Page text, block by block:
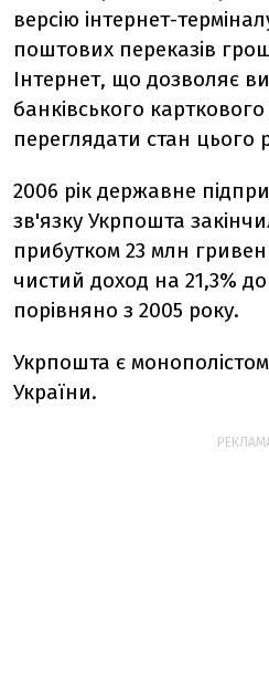
версію інтернет-
поштових переказів
Інтернет, що дозволяє
банківського
переглядати стан цього
2006 рік державне
зв'язку Укрпошта
прибутком 23 млн
чистий доход на 21,3%
порівняно з 2005 року.
Укрпошта є
України.